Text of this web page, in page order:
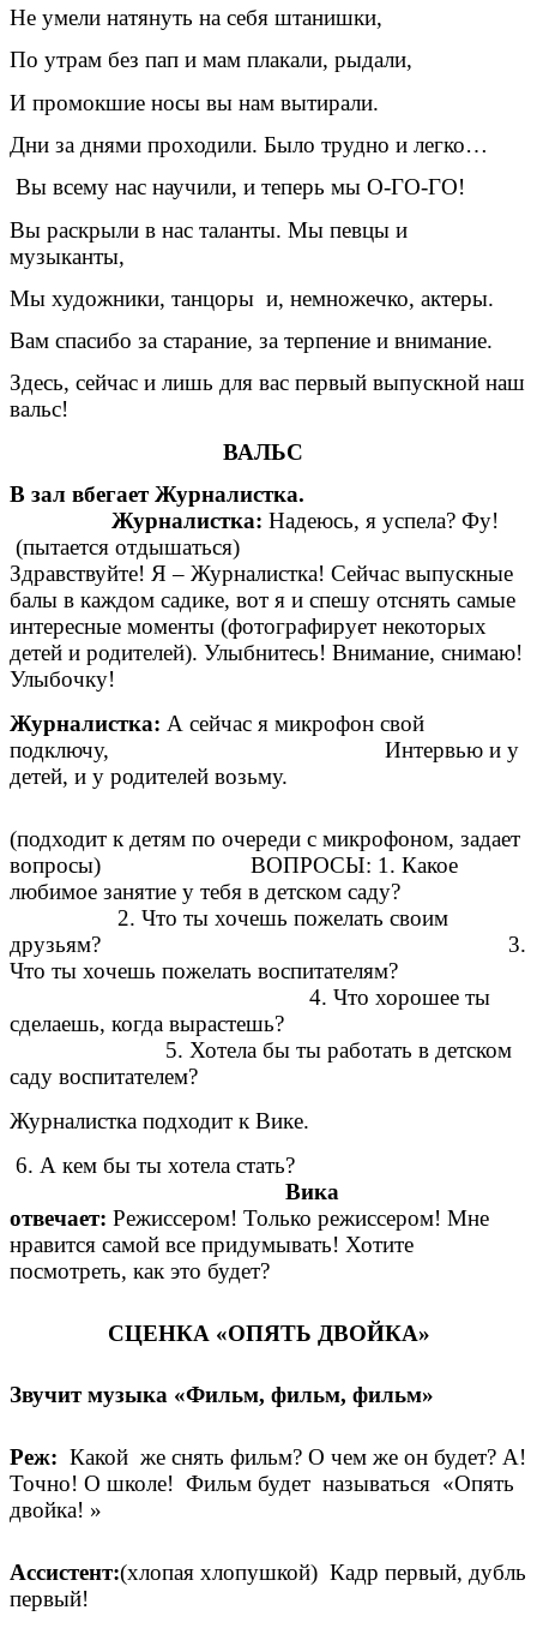
Не умели натянуть на себя штанишки,
По утрам без пап и мам плакали, рыдали,
И промокшие носы вы нам вытирали.
Дни за днями проходили. Было трудно и легко…
Вы всему нас научили, и теперь мы О-ГО-ГО!
Вы раскрыли в нас таланты. Мы певцы и
музыканты,
Мы художники, танцоры и, немножечко, актеры.
Вам спасибо за старание, за терпение и внимание.
Здесь, сейчас и лишь для вас первый выпускной наш
вальс!
ВАЛЬС
В зал вбегает Журналистка.
Журналистка: Надеюсь, я успела? Фу!
(пытается отдышаться)
Здравствуйте! Я – Журналистка! Сейчас выпускные
балы в каждом садике, вот я и спешу отснять самые
интересные моменты (фотографирует некоторых
детей и родителей). Улыбнитесь! Внимание, снимаю!
Улыбочку!
Журналистка: А сейчас я микрофон свой
подключу, Интервью и у
детей, и у родителей возьму.
(подходит к детям по очереди с микрофоном, задает
вопросы) ВОПРОСЫ: 1. Какое
любимое занятие у тебя в детском саду?
2. Что ты хочешь пожелать своим
друзьям? 3.
Что ты хочешь пожелать воспитателям?
4. Что хорошее ты
сделаешь, когда вырастешь?
5. Хотела бы ты работать в детском
саду воспитателем?
Журналистка подходит к Вике.
6. А кем бы ты хотела стать?
Вика
отвечает: Режиссером! Только режиссером! Мне
нравится самой все придумывать! Хотите
посмотреть, как это будет?
СЦЕНКА «ОПЯТЬ ДВОЙКА»
Звучит музыка «Фильм, фильм, фильм»
Реж: Какой же снять фильм? О чем же он будет? А!
Точно! О школе! Фильм будет называться «Опять
двойка! »
Ассистент:(хлопая хлопушкой) Кадр первый, дубль
первый!